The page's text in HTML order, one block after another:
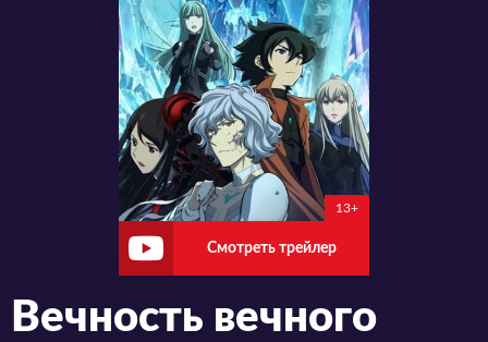
13+
Смотреть трейлер
Вечность вечного